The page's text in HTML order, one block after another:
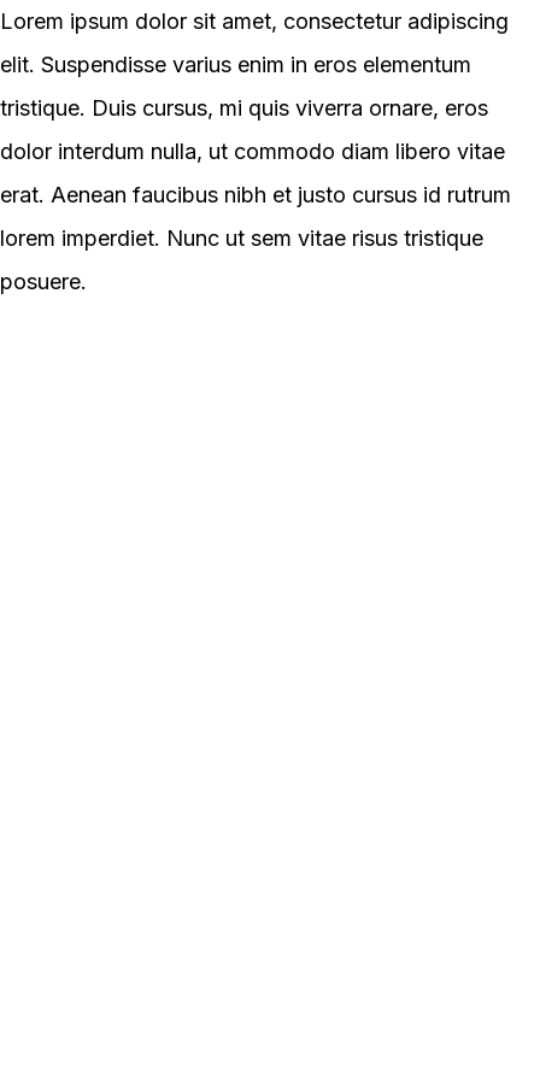
Lorem ipsum dolor sit amet, consectetur adipiscing
elit. Suspendisse varius enim in eros elementum
tristique. Duis cursus, mi quis viverra ornare, eros
dolor interdum nulla, ut commodo diam libero vitae
erat. Aenean faucibus nibh et justo cursus id rutrum
lorem imperdiet. Nunc ut sem vitae risus tristique
posuere.